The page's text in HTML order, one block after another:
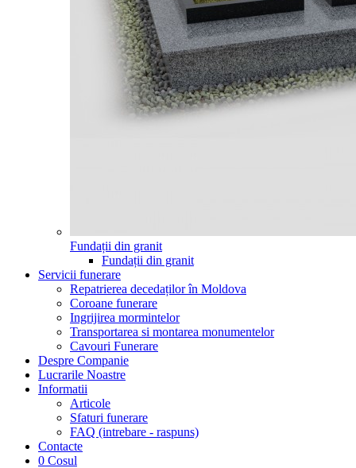
Fundații din granit
Fundații din granit
Servicii funerare
Repatrierea decedaților în Moldova
Coroane funerare
Ingrijirea mormintelor
Transportarea si montarea monumentelor
Cavouri Funerare
Despre Companie
Lucrarile Noastre
Informatii
Articole
Sfaturi funerare
FAQ (intrebare - raspuns)
Contacte
0 Cosul